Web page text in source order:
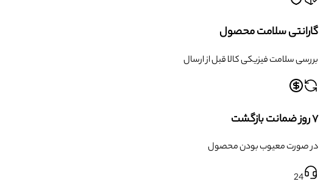
گارانتی سلامت محصول
بررسی سلامت فیزیکی کالا قبل از ارسال
۷ روز ضمانت بازگشت
در صورت معیوب بودن محصول
24